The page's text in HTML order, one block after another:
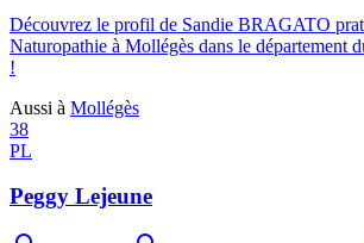
Découvrez le profil de Sandie BRAGATO
Naturopathie à Mollégès dans le département
!
Aussi à Mollégès
38
PL
Peggy Lejeune